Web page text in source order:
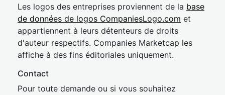
Les logos des entreprises proviennent de la base
de données de logos CompaniesLogo.com et
appartiennent à leurs détenteurs de droits
d'auteur respectifs. Companies Marketcap les
affiche à des fins éditoriales uniquement.
Contact
Pour toute demande ou si vous souhaitez